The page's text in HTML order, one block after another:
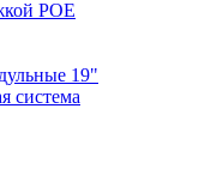
POE
19"
система